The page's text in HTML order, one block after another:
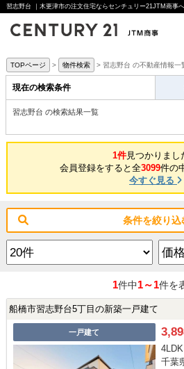
習志野台 ｜木更津市の注文住宅ならセンチュリー21JTM商事へ
TOPページ 物件検索 習志野台 の不動産情報一
現在の検索条件
習志野台 の検索結果一覧
1件見つかりまし
会員登録をすると全3099件の
今すぐ見る
条件を絞り込
1件中1～1件を
船橋市習志野台5丁目の新築一戸建て
一戸建て
千葉